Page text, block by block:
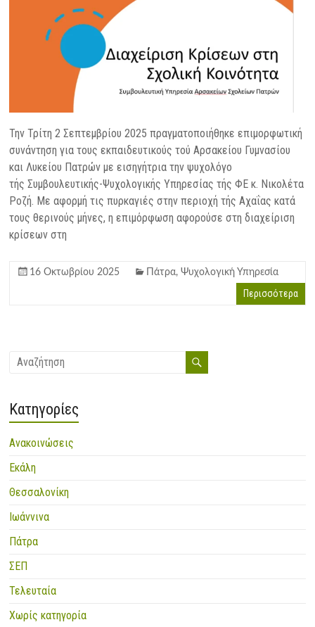
Την Τρίτη 2 Σεπτεμβρίου 2025 πραγματοποιήθηκε επιμορφωτική
συνάντηση για τους εκπαιδευτικούς τού Αρσακείου Γυμνασίου
και Λυκείου Πατρών με εισηγήτρια την ψυχολόγο
τής Συμβουλευτικής-Ψυχολογικής Υπηρεσίας τής ΦΕ κ. Νικολέτα
Ροζή. Με αφορμή τις πυρκαγιές στην περιοχή τής Αχαΐας κατά
τους θερινούς μήνες, η επιμόρφωση αφορούσε στη διαχείριση
κρίσεων στη
16 Οκτωβρίου 2025 Πάτρα,Ψυχολογική Υπηρεσία
Περισσότερα
Kατηγορίες
Ανακοινώσεις
Εκάλη
Θεσσαλονίκη
Ιωάννινα
Πάτρα
ΣΕΠ
Τελευταία
Χωρίς κατηγορία